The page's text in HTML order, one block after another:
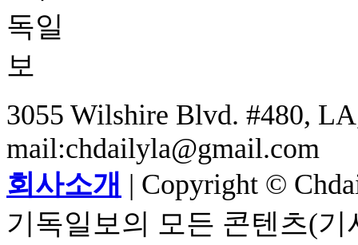
3055 Wilshire Blvd. #480,
mail:chdailyla@gmail.com
회사소개 | Copyright ©
기독일보의 모든 콘텐츠(